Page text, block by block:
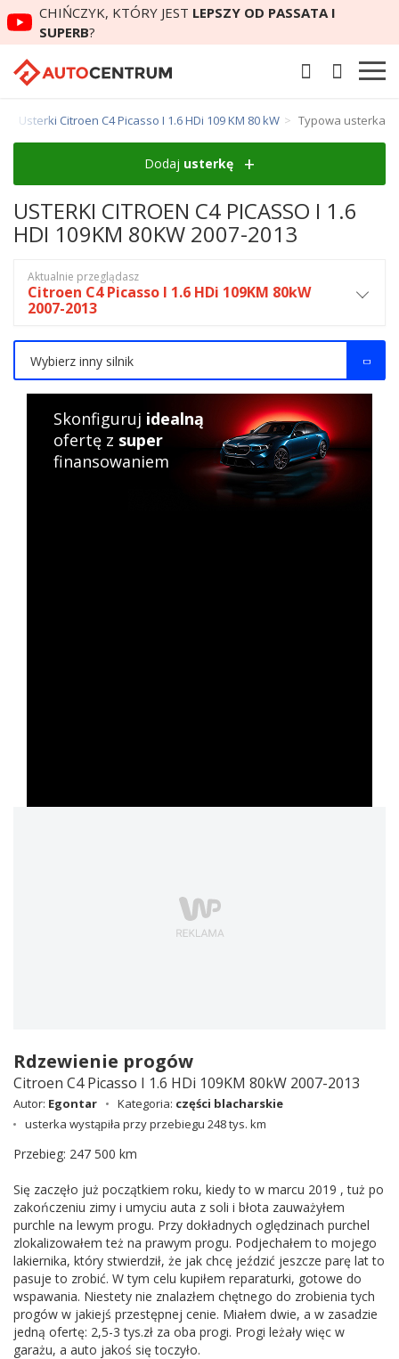
CHIŃCZYK, KTÓRY JEST LEPSZY OD PASSATA I
SUPERB?
Usterki Citroen C4 Picasso I 1.6 HDi 109 KM 80 kW Typowa usterka
Rdzewienie progów
Citroen C4 Picasso I 1.6 HDi 109KM 80kW 2007-2013
Autor: Egontar Kategoria: części blacharskie
usterka wystąpiła przy przebiegu 248 tys. km
Przebieg: 247 500 km
Się zaczęło już początkiem roku, kiedy to w marcu 2019 , tuż po
zakończeniu zimy i umyciu auta z soli i błota zauważyłem
purchle na lewym progu. Przy dokładnych oględzinach purchel
zlokalizowałem też na prawym progu. Podjechałem to mojego
lakiernika, który stwierdził, że jak chcę jeździć jeszcze parę lat to
pasuje to zrobić. W tym celu kupiłem reparaturki, gotowe do
wspawania. Niestety nie znalazłem chętnego do zrobienia tych
progów w jakiejś przestępnej cenie. Miałem dwie, a w zasadzie
jedną ofertę: 2,5-3 tys.zł za oba progi. Progi leżały więc w
garażu, a auto jakoś się toczyło.
Dodaj usterkę
USTERKI CITROEN C4 PICASSO I 1.6
HDI 109KM 80KW 2007-2013
Aktualnie przeglądasz
Citroen C4 Picasso I 1.6 HDi 109KM 80kW
2007-2013
Wybierz inny silnik
Skonfiguruj idealną
ofertę z super
finansowaniem